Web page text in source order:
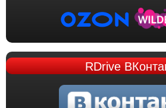
RDrive